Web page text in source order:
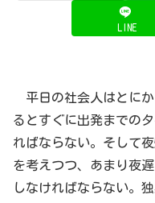
LINE
平日の社会人はとにか
るとすぐに出発までの
ればならない。そして
を考えつつ、あまり夜
しなければならない。